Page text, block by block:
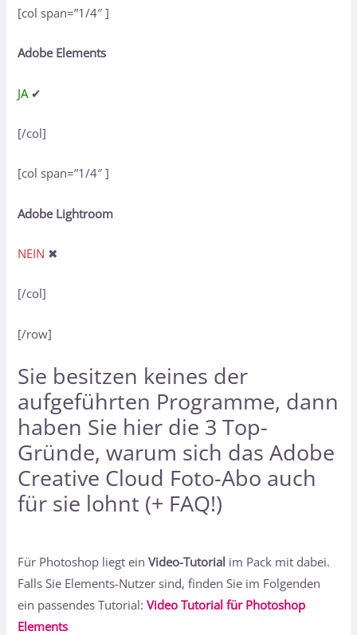
[col span=”1/4″ ]
Adobe Elements
JA ✔
[/col]
[col span=”1/4″ ]
Adobe Lightroom
NEIN ✖
[/col]
[/row]
Sie besitzen keines der
aufgeführten Programme, dann
haben Sie hier die 3 Top-
Gründe, warum sich das Adobe
Creative Cloud Foto-Abo auch
für sie lohnt (+ FAQ!)
Für Photoshop liegt einVideo-Tutorial im Pack mit dabei.
Falls Sie Elements-Nutzer sind, finden Sie im Folgenden
ein passendes Tutorial:Video Tutorial für Photoshop
Elements